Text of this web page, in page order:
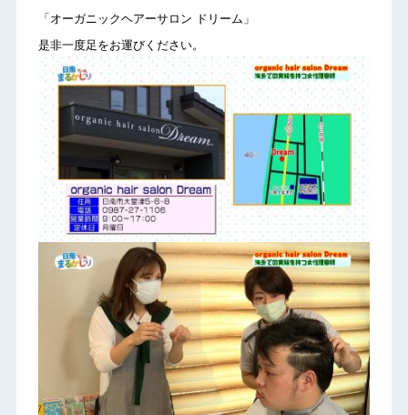
「オーガニックヘアーサロン ドリーム」
是非一度足をお運びください。